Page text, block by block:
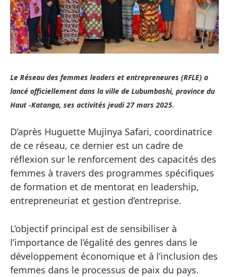
Le Réseau des femmes leaders et entrepreneures (RFLE) a
lancé officiellement dans la ville de Lubumbashi, province du
Haut -Katanga, ses activités jeudi 27 mars 2025.
D’après Huguette Mujinya Safari, coordinatrice
de ce réseau, ce dernier est un cadre de
réflexion sur le renforcement des capacités des
femmes à travers des programmes spécifiques
de formation et de mentorat en leadership,
entrepreneuriat et gestion d’entreprise.
L’objectif principal est de sensibiliser à
l’importance de l’égalité des genres dans le
développement économique et à l’inclusion des
femmes dans le processus de paix du pays.